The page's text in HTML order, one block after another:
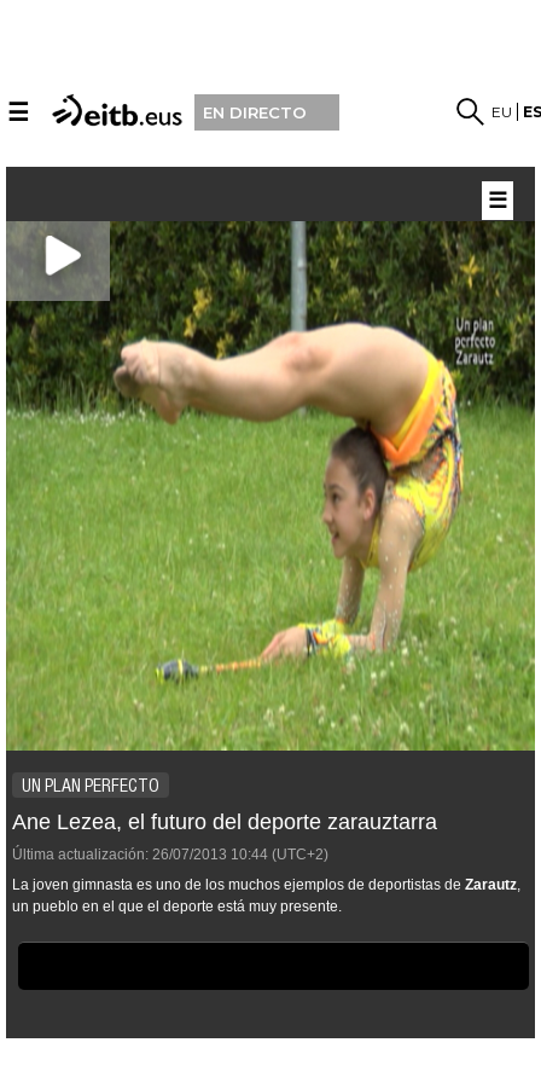
☰ EN DIRECTO EU
UN PLAN PERFECTO
Ane Lezea, el futuro del deporte zarauztarra
Última actualización: 26/07/2013 10:44 (UTC+2)
La joven gimnasta es uno de los muchos ejemplos de deportistas de Zarautz,
un pueblo en el que el deporte está muy presente.
☰